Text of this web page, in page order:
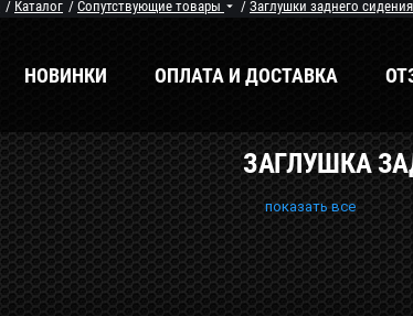
Мы в
НОВИНКИ ОПЛАТА И ДОСТАВКА
/ Каталог / Сопутствующие товары / Заглушки заднего сидения
ЗАГЛУШКА
показать все